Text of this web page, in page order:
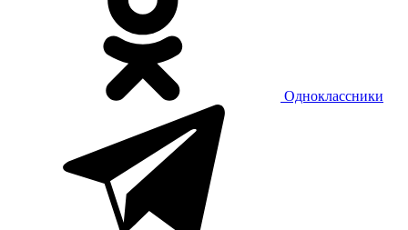
Одноклассники